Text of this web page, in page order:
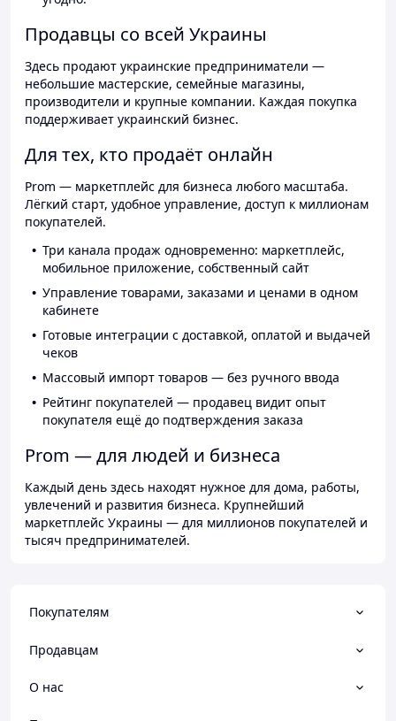
Продавцы со всей Украины
Здесь продают украинские предприниматели —
небольшие мастерские, семейные магазины,
производители и крупные компании. Каждая покупка
поддерживает украинский бизнес.
Для тех, кто продаёт онлайн
Prom — маркетплейс для бизнеса любого масштаба.
Лёгкий старт, удобное управление, доступ к миллионам
покупателей.
Три канала продаж одновременно: маркетплейс,
мобильное приложение, собственный сайт
Управление товарами, заказами и ценами в одном
кабинете
Готовые интеграции с доставкой, оплатой и выдачей
чеков
Массовый импорт товаров — без ручного ввода
Рейтинг покупателей — продавец видит опыт
покупателя ещё до подтверждения заказа
Prom — для людей и бизнеса
Каждый день здесь находят нужное для дома, работы,
увлечений и развития бизнеса. Крупнейший
маркетплейс Украины — для миллионов покупателей и
тысяч предпринимателей.
Покупателям
Продавцам
О нас